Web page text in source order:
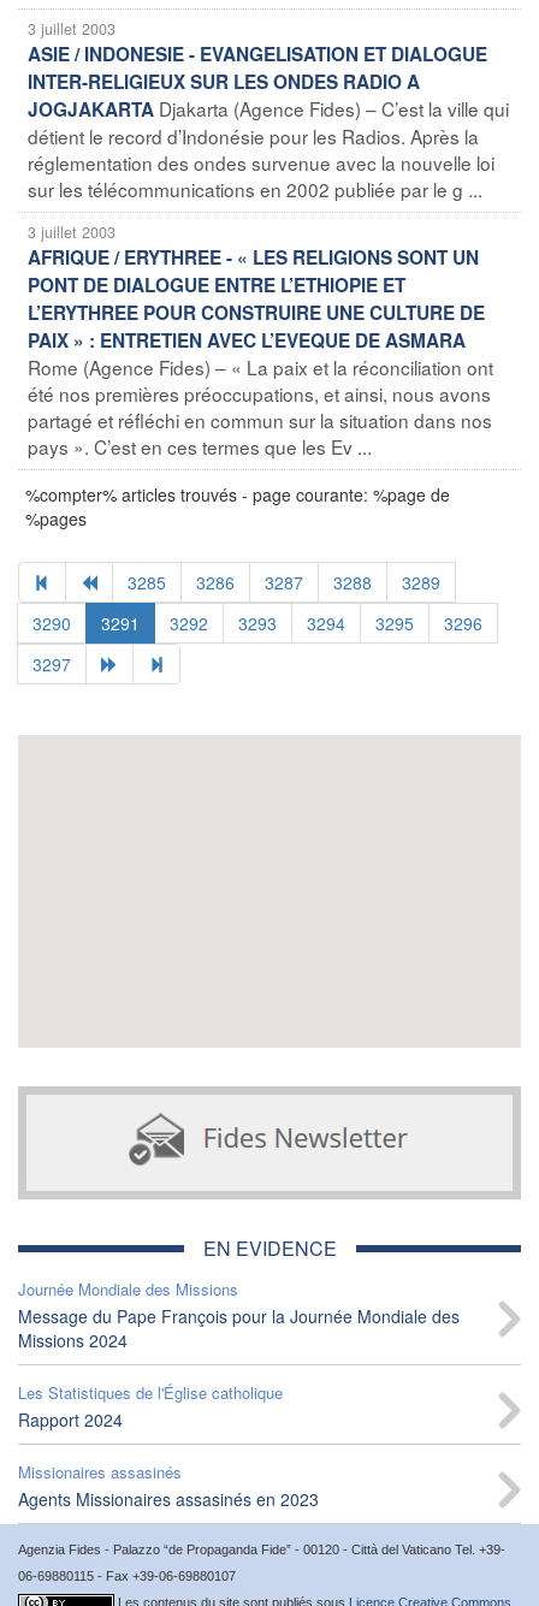
3 juillet 2003
ASIE / INDONESIE - EVANGELISATION ET DIALOGUE
INTER-RELIGIEUX SUR LES ONDES RADIO A
JOGJAKARTA Djakarta (Agence Fides) – C’est la ville qui
détient le record d’Indonésie pour les Radios. Après la
réglementation des ondes survenue avec la nouvelle loi
sur les télécommunications en 2002 publiée par le g ...
3 juillet 2003
AFRIQUE / ERYTHREE - « LES RELIGIONS SONT UN
PONT DE DIALOGUE ENTRE L’ETHIOPIE ET
L’ERYTHREE POUR CONSTRUIRE UNE CULTURE DE
PAIX » : ENTRETIEN AVEC L’EVEQUE DE ASMARA
Rome (Agence Fides) – « La paix et la réconciliation ont
été nos premières préoccupations, et ainsi, nous avons
partagé et réfléchi en commun sur la situation dans nos
pays ». C’est en ces termes que les Ev ...
%compter% articles trouvés - page courante: %page de
%pages
3285 3286 3287 3288
3289
3290
3291 3292 3293 3294 3295
3296
3297
EN EVIDENCE
Journée Mondiale des Missions
Message du Pape François pour la Journée Mondiale des
Missions 2024
Les Statistiques de l'Église catholique
Rapport 2024
Missionaires assasinés
Agents Missionaires assasinés en 2023
Agenzia Fides - Palazzo “de Propaganda Fide” - 00120 - Città del Vaticano Tel. +39-
06-69880115 - Fax +39-06-69880107
Les contenus du site sont publiés sous Licence Creative Commons